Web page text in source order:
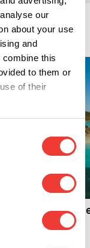
our
about your use
and
this
to them or
of their
: Fumer
sur une île